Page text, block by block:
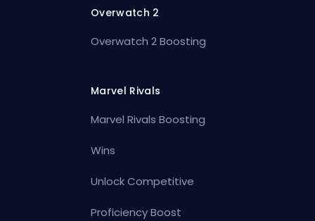
Overwatch 2
Overwatch 2 Boosting
Marvel Rivals
Marvel Rivals Boosting
Wins
Unlock Competitive
Proficiency Boost